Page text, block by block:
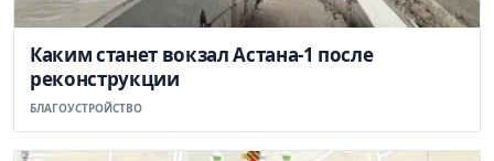
Каким станет вокзал Астана-1 после
реконструкции
БЛАГОУСТРОЙСТВО